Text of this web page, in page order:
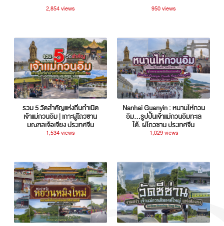
2,854 views 950 views
รวม 5 วัดสำคัญแห่งถิ่นกำเนิด
เจ้าแม่กวนอิม | เกาะผู่โถวซาน
มณฑลเจ้อเจียง ประเทศจีน
1,534 views
Nanhai Guanyin : หนานไห่กวน
อิม...รูปปั้นเจ้าแม่กวนอิมทะเล
ใต้, ผู่โถวซาน ประเทศจีน
1,029 views